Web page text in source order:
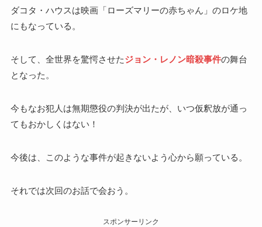
ダコタ・ハウスは映画「ローズマリーの赤ちゃん」のロケ地
にもなっている。
そして、全世界を驚愕させたジョン・レノン暗殺事件の舞台
となった。
今もなお犯人は無期懲役の判決が出たが、いつ仮釈放が通っ
てもおかしくはない！
今後は、このような事件が起きないよう心から願っている。
それでは次回のお話で会おう。
スポンサーリンク